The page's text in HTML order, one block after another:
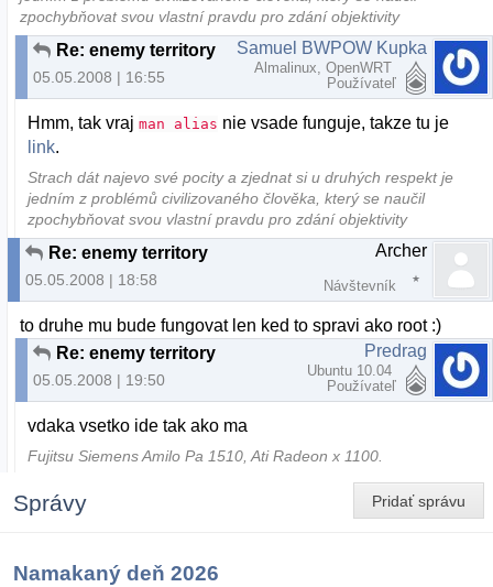
zpochybňovat svou vlastní pravdu pro zdání objektivity
Re: enemy territory
05.05.2008 | 16:55
Samuel BWPOW Kupka
Almalinux, OpenWRT
Používateľ
Hmm, tak vrajman alias nie vsade funguje, takze tu je
link.
Strach dát najevo své pocity a zjednat si u druhých respekt je
jedním z problémů civilizovaného člověka, který se naučil
zpochybňovat svou vlastní pravdu pro zdání objektivity
Re: enemy territory
05.05.2008 | 18:58
Archer
Návštevník
to druhe mu bude fungovat len ked to spravi ako root :)
Re: enemy territory
05.05.2008 | 19:50
Predrag
Ubuntu 10.04
Používateľ
vdaka vsetko ide tak ako ma
Fujitsu Siemens Amilo Pa 1510, Ati Radeon x 1100.
Pridať správu
Správy
Namakaný deň 2026